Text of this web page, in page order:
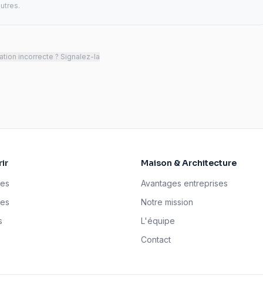
incorrecte ? Signalez-la
Maison & Architecture
Avantages entreprises
Notre mission
L'équipe
Contact